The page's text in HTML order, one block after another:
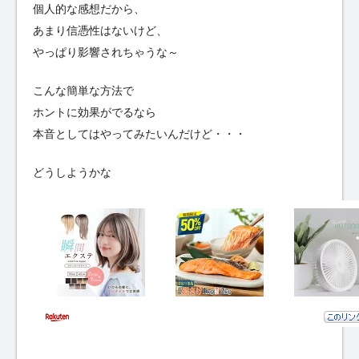
個人的な感想だから、
あまり信憑性はないけど、
やっぱり影響されちゃうな～
こんな簡単な方法で
ホントに効果がでるなら
本音としてはやってみたいんだけど・・・
どうしようかな